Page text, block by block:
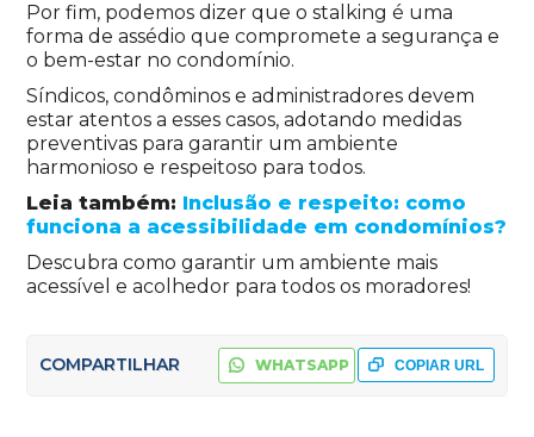
Por fim, podemos dizer que o stalking é uma
forma de assédio que compromete a segurança e
o bem-estar no condomínio.
Síndicos, condôminos e administradores devem
estar atentos a esses casos, adotando medidas
preventivas para garantir um ambiente
harmonioso e respeitoso para todos.
Leia também: Inclusão e respeito: como
funciona a acessibilidade em condomínios?
Descubra como garantir um ambiente mais
acessível e acolhedor para todos os moradores!
COMPARTILHAR COPIAR URL
WHATSAPP